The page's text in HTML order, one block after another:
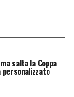
salta la Coppa